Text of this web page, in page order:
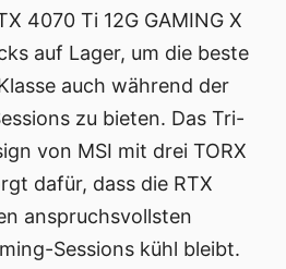
4070 Ti 12G GAMING X
auf Lager, um die beste
auch während der
zu bieten. Das Tri-
von MSI mit drei TORX
dafür, dass die RTX
anspruchsvollsten
Sessions kühl bleibt.